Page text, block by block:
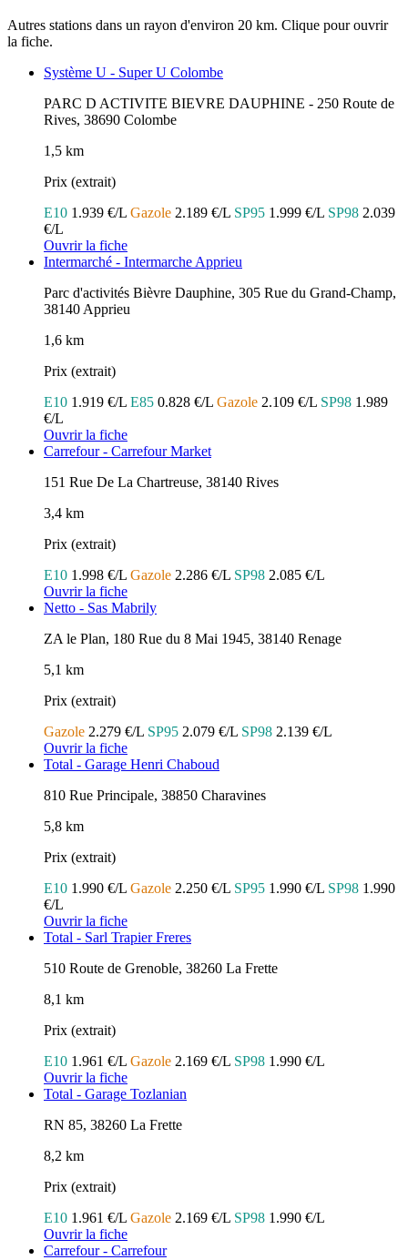
Autres stations dans un rayon d'environ 20 km. Clique pour ouvrir
la fiche.
Système U - Super U Colombe
PARC D ACTIVITE BIEVRE DAUPHINE - 250 Route de
Rives, 38690 Colombe
1,5 km
Prix (extrait)
E10 1.939 €/L Gazole 2.189 €/L SP95 1.999 €/L SP98 2.039
€/L
Ouvrir la fiche
Intermarché - Intermarche Apprieu
Parc d'activités Bièvre Dauphine, 305 Rue du Grand-Champ,
38140 Apprieu
1,6 km
Prix (extrait)
E10 1.919 €/L E85 0.828 €/L Gazole 2.109 €/L SP98 1.989
€/L
Ouvrir la fiche
Carrefour - Carrefour Market
151 Rue De La Chartreuse, 38140 Rives
3,4 km
Prix (extrait)
E10 1.998 €/L Gazole 2.286 €/L SP98 2.085 €/L
Ouvrir la fiche
Netto - Sas Mabrily
ZA le Plan, 180 Rue du 8 Mai 1945, 38140 Renage
5,1 km
Prix (extrait)
Gazole 2.279 €/L SP95 2.079 €/L SP98 2.139 €/L
Ouvrir la fiche
Total - Garage Henri Chaboud
810 Rue Principale, 38850 Charavines
5,8 km
Prix (extrait)
E10 1.990 €/L Gazole 2.250 €/L SP95 1.990 €/L SP98 1.990
€/L
Ouvrir la fiche
Total - Sarl Trapier Freres
510 Route de Grenoble, 38260 La Frette
8,1 km
Prix (extrait)
E10 1.961 €/L Gazole 2.169 €/L SP98 1.990 €/L
Ouvrir la fiche
Total - Garage Tozlanian
RN 85, 38260 La Frette
8,2 km
Prix (extrait)
E10 1.961 €/L Gazole 2.169 €/L SP98 1.990 €/L
Ouvrir la fiche
Carrefour - Carrefour